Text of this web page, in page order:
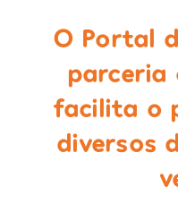
O Portal
parceria
facilita o
diversos